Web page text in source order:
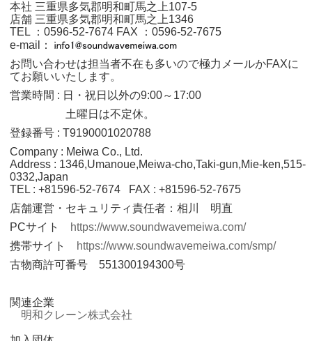
本社 三重県多気郡明和町馬之上107-5
店舗 三重県多気郡明和町馬之上1346
TEL ：0596‐52‐7674 FAX ：0596‐52‐7675
e-mail：
お問い合わせは担当者不在も多いので極力メールかFAXに
てお願いいたします。
営業時間 : 日・祝日以外の9:00～17:00
土曜日は不定休。
登録番号 : T9190001020788
Company : Meiwa Co., Ltd.
Address : 1346,Umanoue,Meiwa-cho,Taki-gun,Mie-ken,515-
0332,Japan
TEL : +81596-52-7674 FAX : +81596-52-7675
店舗運営・セキュリティ責任者：相川 明直
PCサイト
https://www.soundwavemeiwa.com/
携帯サイト
https://www.soundwavemeiwa.com/smp/
古物商許可番号 551300194300号
関連企業
明和クレーン株式会社